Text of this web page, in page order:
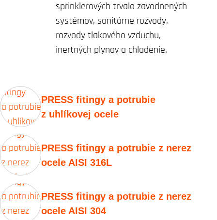
sprinklerových trvalo zavodnených
systémov, sanitárne rozvody,
rozvody tlakového vzduchu,
inertných plynov a chladenie.
PRESS fitingy a potrubie
z uhlíkovej ocele
PRESS fitingy a potrubie z nerez
ocele AISI 316L
PRESS fitingy a potrubie z nerez
ocele AISI 304